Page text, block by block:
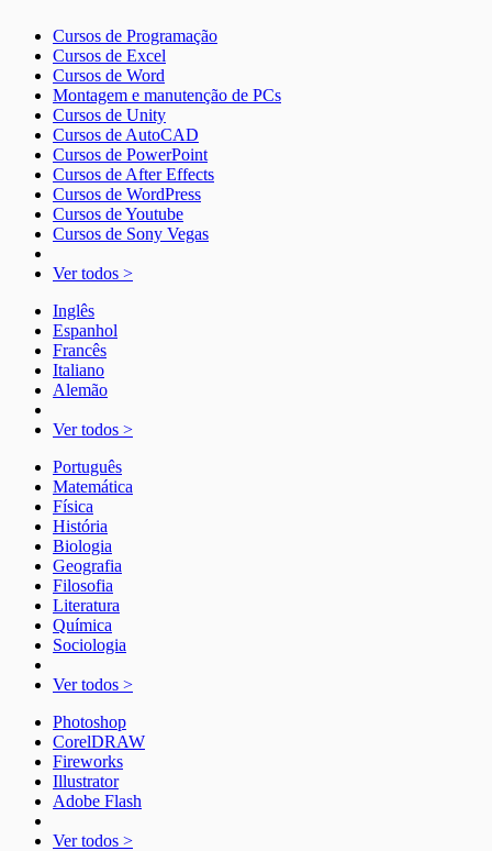
Cursos de Programação
Cursos de Excel
Cursos de Word
Montagem e manutenção de PCs
Cursos de Unity
Cursos de AutoCAD
Cursos de PowerPoint
Cursos de After Effects
Cursos de WordPress
Cursos de Youtube
Cursos de Sony Vegas
Ver todos >
Inglês
Espanhol
Francês
Italiano
Alemão
Ver todos >
Português
Matemática
Física
História
Biologia
Geografia
Filosofia
Literatura
Química
Sociologia
Ver todos >
Photoshop
CorelDRAW
Fireworks
Illustrator
Adobe Flash
Ver todos >